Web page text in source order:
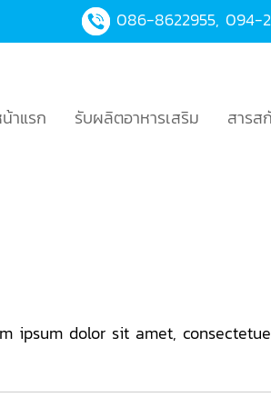
086-8622955, 094-
าแรก รับผลิตอาหารเสริม สารส
ipsum dolor sit amet,